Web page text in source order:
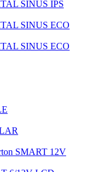
SINUS IPS
SINUS ECO
SINUS ECO
SMART 12V